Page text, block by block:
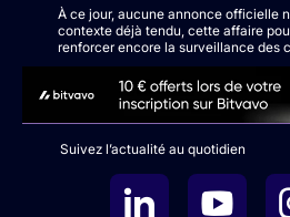
À ce jour, aucune annonce officielle
contexte déjà tendu, cette affaire
renforcer encore la surveillance des
Suivez l’actualité au quotidien